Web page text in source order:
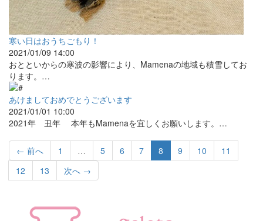
寒い日はおうちごもり！
2021/01/09 14:00
おとといからの寒波の影響により、Mamenaの地域も積雪してお
ります。…
あけましておめでとうございます
2021/01/01 10:00
2021年 丑年 本年もMamenaを宜しくお願いします。…
← 前へ 1 … 5 6 7 8 （こ
の
9 10
11
12
13 次へ →